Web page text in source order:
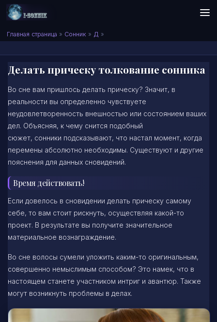
Skip to content
Сонник I-SONNIK.COM
Главная страница » Сонник » Д »
Делать прическу толкование сонника
Во сне вам пришлось делать прическу? Значит, в
реальности вы определенно чувствуете
неудовлетворенность внешностью или состоянием ваших
дел. Объясняя, к чему снится подобный
сюжет, сонники подсказывают, что настал момент, когда
перемены абсолютно необходимы. Существуют и другие
пояснения для данных сновидений.
Время действовать!
Если довелось в сновидении делать прическу самому
себе, то вам стоит рискнуть, осуществляя какой-то
проект. В результате вы получите значительное
материальное вознаграждение.
Во сне волосы сумели уложить каким-то оригинальным,
совершенно немыслимым способом? Это намек, что в
настоящем станете участником интриг и авантюр. Также
могут возникнуть проблемы в делах.